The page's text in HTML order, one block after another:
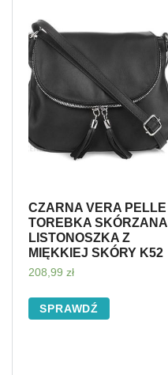
CZARNA VERA PELLE
TOREBKA SKÓRZANA
LISTONOSZKA Z
MIĘKKIEJ SKÓRY K52
208,99 zł
SPRAWDŹ